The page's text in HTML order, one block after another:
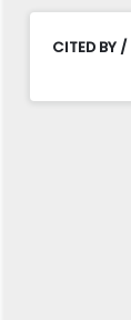
CITED BY /